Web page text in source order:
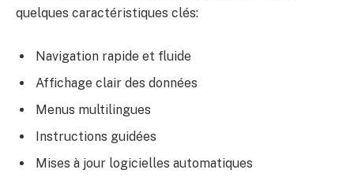
quelques caractéristiques clés:
Navigation rapide et fluide
Affichage clair des données
Menus multilingues
Instructions guidées
Mises à jour logicielles automatiques